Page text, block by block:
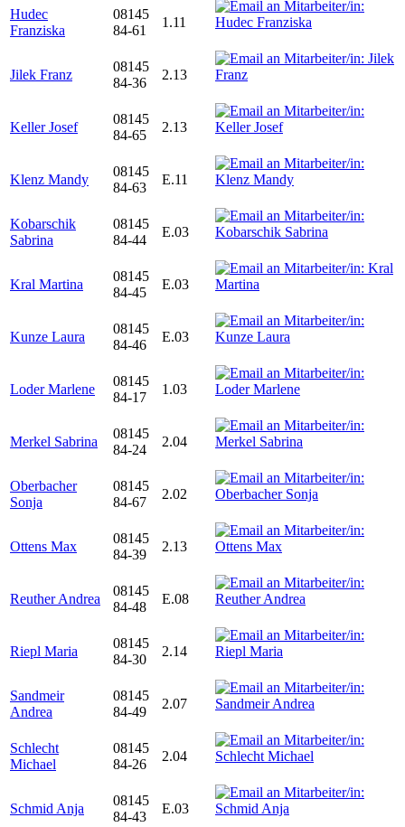
Hudec
Franziska
08145
84-61
1.11
Jilek Franz
08145
84-36
2.13
Keller Josef
08145
84-65
2.13
Klenz Mandy
08145
84-63
E.11
Kobarschik
Sabrina
08145
84-44
E.03
Kral Martina
08145
84-45
E.03
Kunze Laura
08145
84-46
E.03
Loder Marlene
08145
84-17
1.03
Merkel Sabrina
08145
84-24
2.04
Oberbacher
Sonja
08145
84-67
2.02
Ottens Max
08145
84-39
2.13
Reuther Andrea
08145
84-48
E.08
Riepl Maria
08145
84-30
2.14
Sandmeir
Andrea
08145
84-49
2.07
Schlecht
Michael
08145
84-26
2.04
Schmid Anja
08145
84-43
E.03